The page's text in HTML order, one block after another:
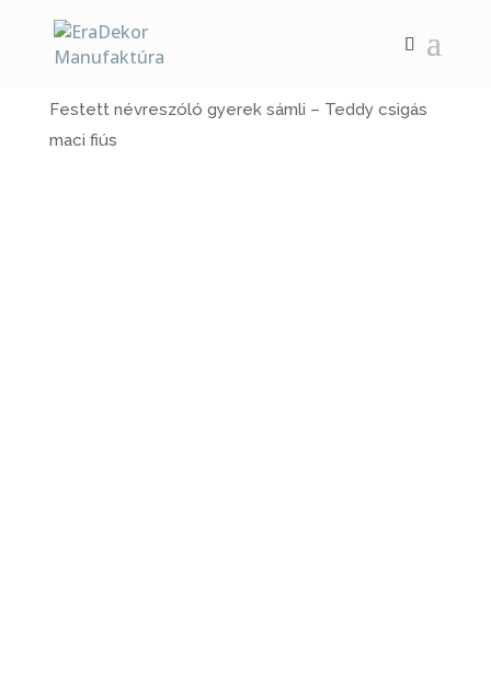
Festett névreszóló gyerek sámli – Teddy csigás
maci fiús